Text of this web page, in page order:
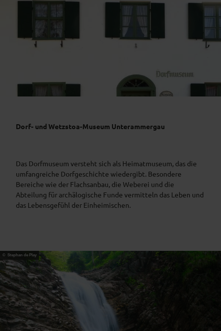
Dorf- und Wetzstoa-Museum Unterammergau
Das Dorfmuseum versteht sich als Heimatmuseum, das die
umfangreiche Dorfgeschichte wiedergibt. Besondere
Bereiche wie der Flachsanbau, die Weberei und die
Abteilung für archälogische Funde vermitteln das Leben und
das Lebensgefühl der Einheimischen.
© Stephan de Play